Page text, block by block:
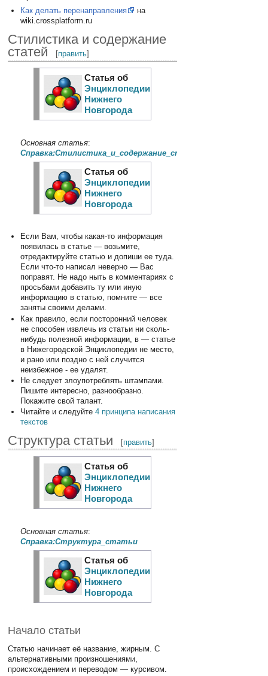
Как делать перенаправления
на
wiki.crossplatform.ru
Стилистика и содержание
статей
[править]
Статья об
Энциклопедии
Нижнего
Новгорода
Основная статья:
Справка:Стилистика_и_содержание_статей
Статья об
Энциклопедии
Нижнего
Новгорода
Если Вам, чтобы какая-то информация
появилась в статье — возьмите,
отредактируйте статью и допиши ее туда.
Если что-то написал неверно — Вас
поправят. Не надо ныть в комментариях с
просьбами добавить ту или иную
информацию в статью, помните — все
заняты своими делами.
Как правило, если посторонний человек
не способен извлечь из статьи ни сколь-
нибудь полезной информации, в — статье
в Нижегородской Энциклопедии не место,
и рано или поздно с ней случится
неизбежное - ее удалят.
Не следует злоупотреблять штампами.
Пишите интересно, разнообразно.
Покажите свой талант.
Читайте и следуйте 4 принципа написания
текстов
Структура статьи [править]
Статья об
Энциклопедии
Нижнего
Новгорода
Основная статья:
Справка:Структура_статьи
Статья об
Энциклопедии
Нижнего
Новгорода
Начало статьи
Статью начинает её название, жирным. С
альтернативными произношениями,
происхождением и переводом — курсивом.